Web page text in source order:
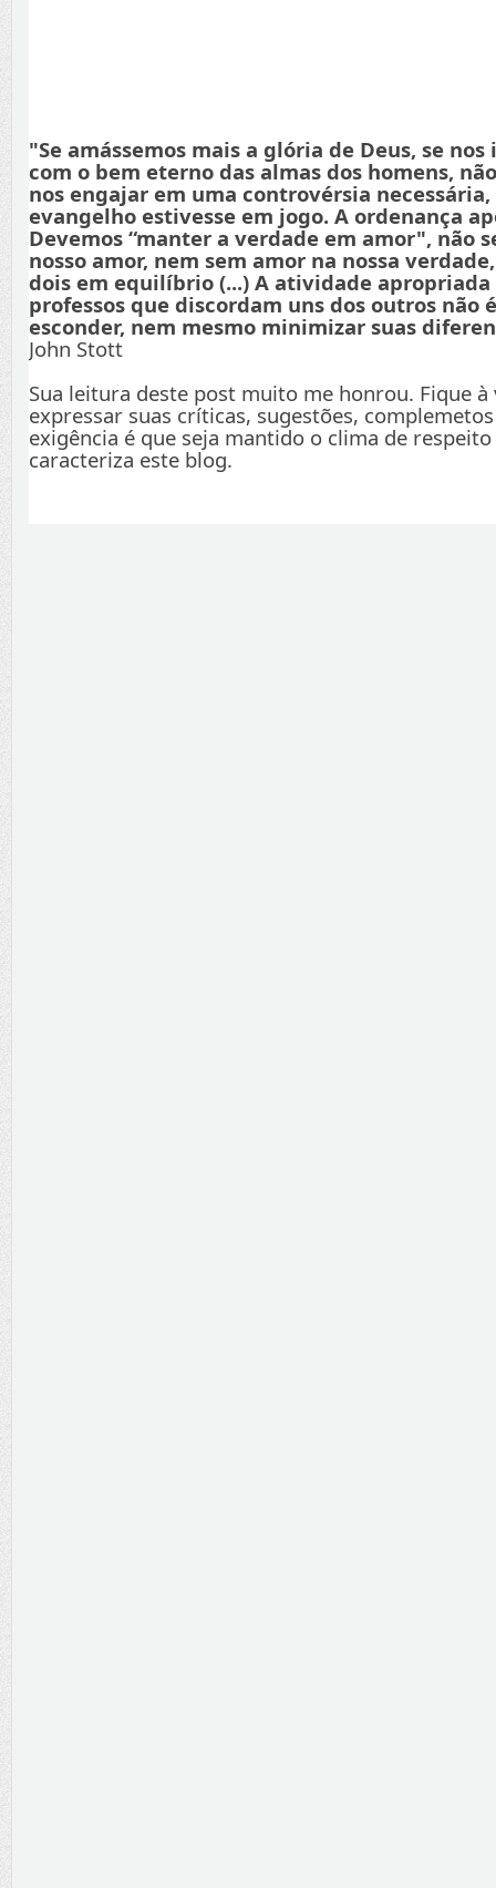
"Se amássemos mais a glória de Deus, se
com o bem eterno das almas dos homens,
nos engajar em uma controvérsia
evangelho estivesse em jogo. A ordenança
Devemos “manter a verdade em amor", não
nosso amor, nem sem amor na nossa
dois em equilíbrio (...) A atividade apropriada
professos que discordam uns dos outros não
esconder, nem mesmo minimizar suas
John Stott
Sua leitura deste post muito me honrou. Fique à
expressar suas críticas, sugestões,
exigência é que seja mantido o clima de
caracteriza este blog.